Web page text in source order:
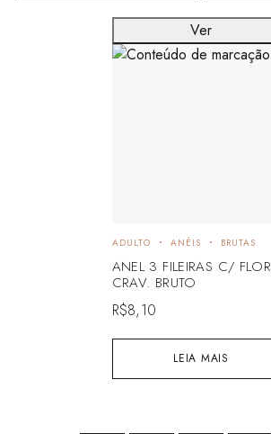
LEIA MAIS
ADULTO ANÉIS BRUTAS
ANEL 3 FILEIRAS C/ FLOR
CRAV. BRUTO
R$8,10
Ver